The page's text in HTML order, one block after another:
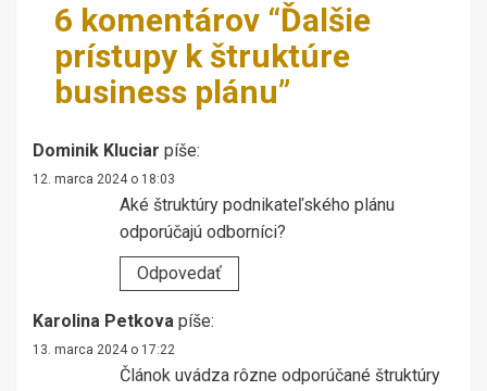
6 komentárov “Ďalšie
prístupy k štruktúre
business plánu”
Dominik Kluciar píše:
12. marca 2024 o 18:03
Aké štruktúry podnikateľského plánu
odporúčajú odborníci?
Odpovedať
Karolina Petkova píše:
13. marca 2024 o 17:22
Článok uvádza rôzne odporúčané štruktúry